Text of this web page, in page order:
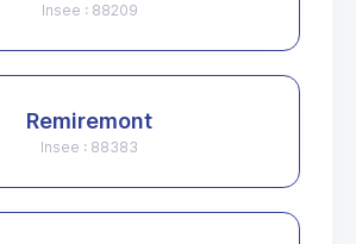
Insee : 88209
Remiremont
Insee : 88383